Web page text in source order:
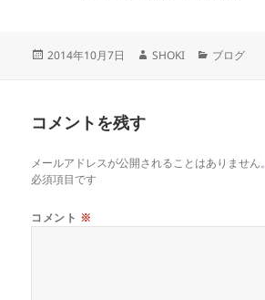
投
2014年10月7日
作
SHOKI
カ
ブログ
コメントを残す
メールアドレスが公開されることはありません。
必須項目です
コメント ※